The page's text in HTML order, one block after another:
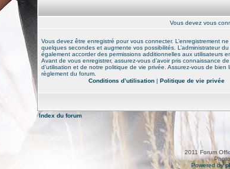
Vous devez vous
Vous devez être enregistré pour vous connecter. L’enregistrement
quelques secondes et augmente vos possibilités. L’administrateur
également accorder des permissions additionnelles aux utilisateurs
Avant de vous enregistrer, assurez-vous d’avoir pris connaissance
d’utilisation et de notre politique de vie privée. Assurez-vous de bien
règlement du forum.
Conditions d’utilisation| Politique de vie privée
Index du forum
2011 Forum
Powered by